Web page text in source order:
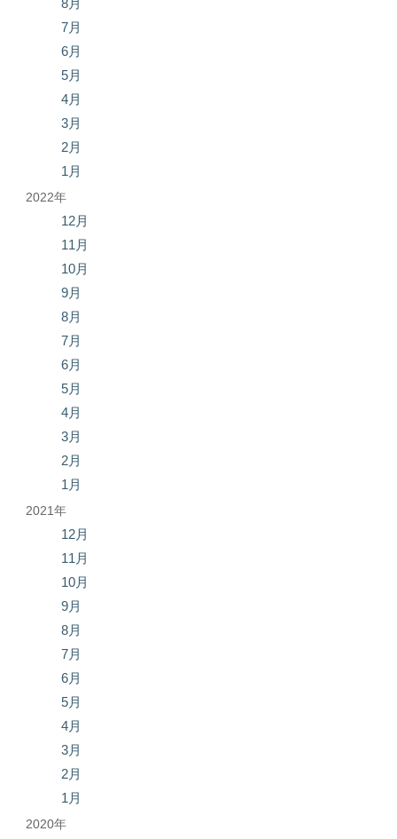
8月
7月
6月
5月
4月
3月
2月
1月
2022年
12月
11月
10月
9月
8月
7月
6月
5月
4月
3月
2月
1月
2021年
12月
11月
10月
9月
8月
7月
6月
5月
4月
3月
2月
1月
2020年